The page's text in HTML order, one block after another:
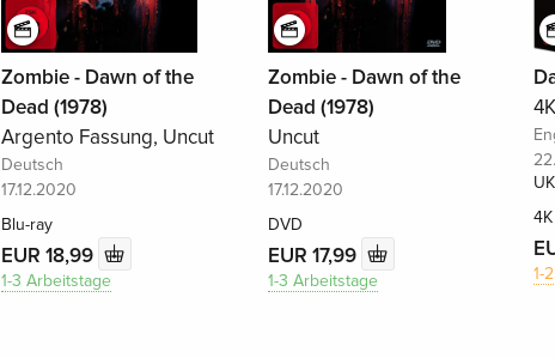
Zombie - Dawn of the
Dead (1978)
Argento Fassung, Uncut
Deutsch
17.12.2020
Blu-ray
EUR 18,99
1-3 Arbeitstage
Zombie - Dawn of the
Dead (1978)
Uncut
Deutsch
17.12.2020
DVD
EUR 17,99
1-3 Arbeitstage 1-